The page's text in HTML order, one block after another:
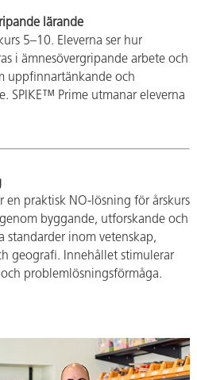
lärande
5–10. Eleverna ser hur
i ämnesövergripande arbete och
uppfinnartänkande och
SPIKE™ Prime utmanar eleverna
en praktisk NO-lösning för årskurs
byggande, utforskande och
standarder inom vetenskap,
geografi. Innehållet stimulerar
problemlösningsförmåga.
Education – från frågor
Education-produkt
eller hur våra
och praktiska tips –